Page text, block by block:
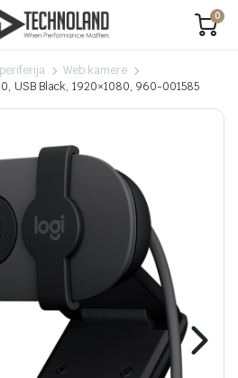
0
Web kamere
USB Black, 1920×1080, 960-001585